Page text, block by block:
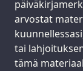
arvostat
tai
tämä